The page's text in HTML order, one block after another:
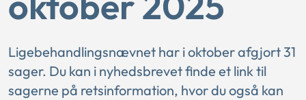
Ligebehandlingsnævnet har i oktober afgjort 31
sager. Du kan i nyhedsbrevet finde et link til
sagerne på retsinformation, hvor du også kan